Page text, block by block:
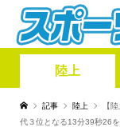
陸上
記事 陸上
【
代３位となる13分39秒26を